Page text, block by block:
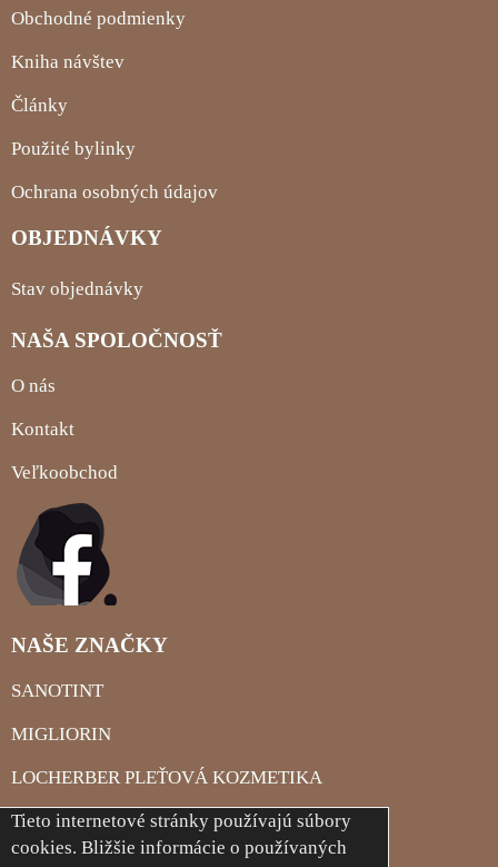
Obchodné podmienky
Kniha návštev
Články
Použité bylinky
Ochrana osobných údajov
OBJEDNÁVKY
Stav objednávky
NAŠA SPOLOČNOSŤ
O nás
Kontakt
Veľkoobchod
NAŠE ZNAČKY
SANOTINT
MIGLIORIN
LOCHERBER PLEŤOVÁ KOZMETIKA
LOCHERBER TELOVÁ KOZMETIKA
Tieto internetové stránky používajú súbory
cookies. Bližšie informácie o používaných